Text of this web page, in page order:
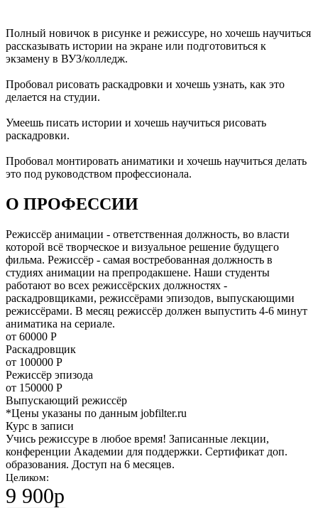
Полный новичок в рисунке и режиссуре, но хочешь научиться
рассказывать истории на экране или подготовиться к
экзамену в ВУЗ/колледж.
Пробовал рисовать раскадровки и хочешь узнать, как это
делается на студии.
Умеешь писать истории и хочешь научиться рисовать
раскадровки.
Пробовал монтировать аниматики и хочешь научиться делать
это под руководством профессионала.
О ПРОФЕССИИ
Режиссёр анимации - ответственная должность, во власти
которой всё творческое и визуальное решение будущего
фильма. Режиссёр - самая востребованная должность в
студиях анимации на препродакшене. Наши студенты
работают во всех режиссёрских должностях -
раскадровщиками, режиссёрами эпизодов, выпускающими
режиссёрами. В месяц режиссёр должен выпустить 4-6 минут
аниматика на сериале.
от 60000 Р
Раскадровщик
от 100000 Р
Режиссёр эпизода
от 150000 Р
Выпускающий режиссёр
*Цены указаны по данным jobfilter.ru
Курс в записи
Учись режиссуре в любое время! Записанные лекции,
конференции Академии для поддержки. Сертификат доп.
образования. Доступ на 6 месяцев.
Целиком:
9 900р